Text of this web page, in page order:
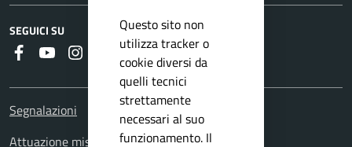
SEGUICI SU
Faceboook
YoutubeInstagramWhatsapp
RSS
Segnalazioni
Attuazione misure PNRR
Questo sito non
utilizza tracker o
cookie diversi da
quelli tecnici
strettamente
necessari al suo
funzionamento. Il